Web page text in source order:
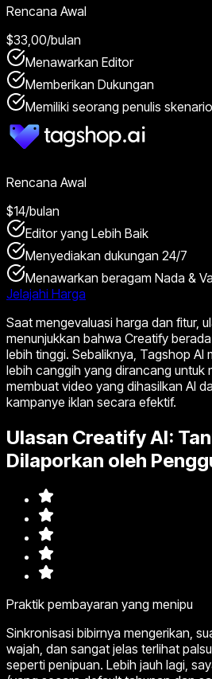
Rencana Awal
$33,00/bulan
Menawarkan Editor
Memberikan Dukungan
Memiliki seorang penulis skenario
Rencana Awal
$14/bulan
Editor yang Lebih Baik
Menyediakan dukungan 24/7
Menawarkan beragam Nada &
Jelajahi Harga
Saat mengevaluasi harga dan fitur,
menunjukkan bahwa Creatify
lebih tinggi. Sebaliknya, Tagshop AI
lebih canggih yang dirancang untuk
membuat video yang dihasilkan AI
kampanye iklan secara efektif.
Ulasan Creatify AI:
Dilaporkan oleh
Praktik pembayaran yang menipu
Sinkronisasi bibirnya mengerikan,
wajah, dan sangat jelas terlihat
seperti penipuan. Lebih jauh lagi,